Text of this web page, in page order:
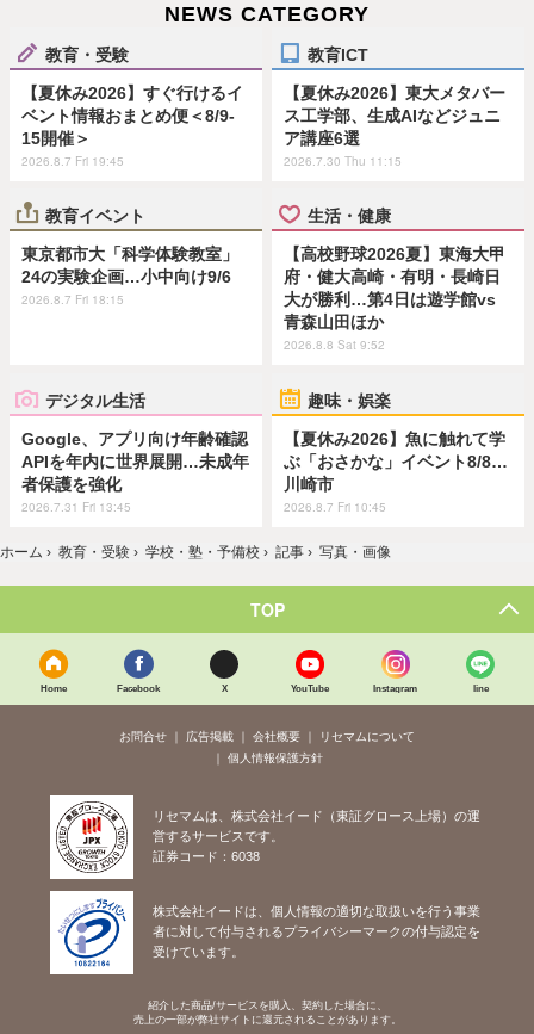
NEWS CATEGORY
教育・受験
【夏休み2026】すぐ行けるイ
ベント情報おまとめ便＜8/9-
15開催＞
2026.8.7 Fri 19:45
教育ICT
【夏休み2026】東大メタバー
ス工学部、生成AIなどジュニ
ア講座6選
2026.7.30 Thu 11:15
教育イベント
東京都市大「科学体験教室」
24の実験企画…小中向け9/6
2026.8.7 Fri 18:15
生活・健康
【高校野球2026夏】東海大甲
府・健大高崎・有明・長崎日
大が勝利…第4日は遊学館vs
青森山田ほか
2026.8.8 Sat 9:52
デジタル生活
Google、アプリ向け年齢確認
APIを年内に世界展開…未成年
者保護を強化
2026.7.31 Fri 13:45
趣味・娯楽
【夏休み2026】魚に触れて学
ぶ「おさかな」イベント8/8…
川崎市
2026.8.7 Fri 10:45
ホーム › 教育・受験 › 学校・塾・予備校 › 記事 › 写真・画像
TOP
Home Facebook X YouTube Instagram line
お問合せ 広告掲載 会社概要
リセマムについて
個人情報保護方針
リセマムは、株式会社イード（東証グロース上場）の運
営するサービスです。
証券コード：6038
株式会社イードは、個人情報の適切な取扱いを行う事業
者に対して付与されるプライバシーマークの付与認定を
受けています。
紹介した商品/サービスを購入、契約した場合に、
売上の一部が弊社サイトに還元されることがあります。